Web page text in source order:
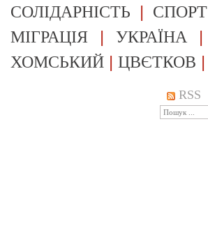
СОЛІДАРНІСТЬ | СПОРТ
МІГРАЦІЯ | УКРАЇНА |
ХОМСЬКИЙ | ЦВЄТКОВ |
RSS